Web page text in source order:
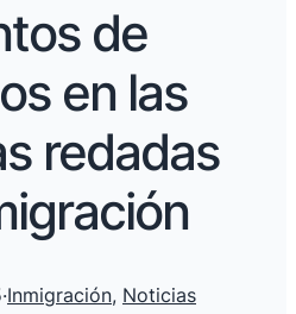
de
en las
redadas
·Inmigración, Noticias